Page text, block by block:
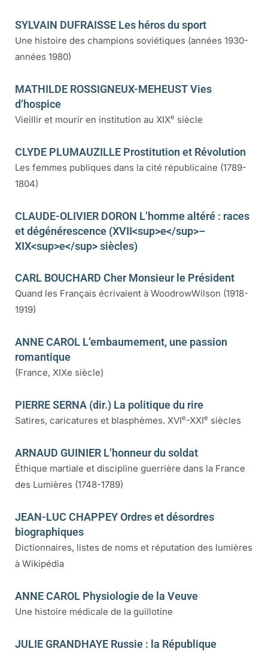
SYLVAIN DUFRAISSE Les héros du sport
Une histoire des champions soviétiques (années 1930-
années 1980)
MATHILDE ROSSIGNEUX-MEHEUST Vies
d’hospice
Vieillir et mourir en institution au XIXe siècle
CLYDE PLUMAUZILLE Prostitution et Révolution
Les femmes publiques dans la cité républicaine (1789-
1804)
CLAUDE-OLIVIER DORON L’homme altéré : races
et dégénérescence (XVII<sup>e</sup>–
XIX<sup>e</sup> siècles)
CARL BOUCHARD Cher Monsieur le Président
Quand les Français écrivaient à WoodrowWilson (1918-
1919)
ANNE CAROL L’embaumement, une passion
romantique
(France, XIXe siècle)
PIERRE SERNA (dir.) La politique du rire
Satires, caricatures et blasphèmes. XVIe-XXIe siècles
ARNAUD GUINIER L’honneur du soldat
Éthique martiale et discipline guerrière dans la France
des Lumières (1748-1789)
JEAN-LUC CHAPPEY Ordres et désordres
biographiques
Dictionnaires, listes de noms et réputation des lumières
à Wikipédia
ANNE CAROL Physiologie de la Veuve
Une histoire médicale de la guillotine
JULIE GRANDHAYE Russie : la République